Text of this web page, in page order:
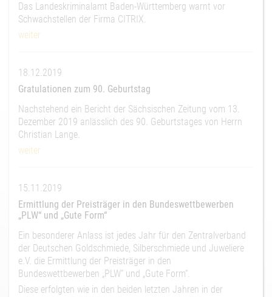
Das Landeskriminalamt Baden-Württemberg warnt vor
Schwachstellen der Firma CITRIX.
weiter
18.12.2019
Gratulationen zum 90. Geburtstag
Nachstehend ein Bericht der Sächsischen Zeitung vom 13.
Dezember 2019 anlässlich des 90. Geburtstages von Herrn
Christian Lange.
weiter
15.11.2019
Ermittlung der Preisträger in den Bundeswettbewerben
„PLW“ und „Gute Form“
Ein besonderer Anlass ist jedes Jahr für den Zentralverband
der Deutschen Goldschmiede, Silberschmiede und Juweliere
e.V. die Ermittlung der Preisträger in den
Bundeswettbewerben „PLW“ und „Gute Form“.
Diese erfolgten wie in den beiden letzten Jahren in der